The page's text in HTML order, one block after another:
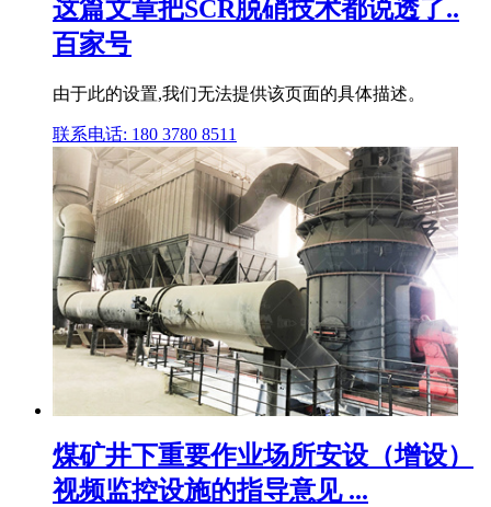
这篇文章把SCR脱硝技术都说透了..
百家号
由于此的设置,我们无法提供该页面的具体描述。
联系电话: 180 3780 8511
煤矿井下重要作业场所安设（增设）
视频监控设施的指导意见 ...